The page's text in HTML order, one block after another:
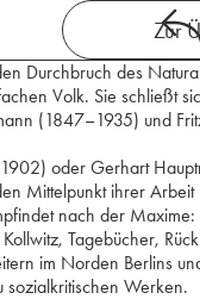
Zur
Durchbruch des
Volk. Sie schließt
(1847–1935) und
oder Gerhart
Mittelpunkt ihrer
nach der Maxime:
Tagebücher,
im Norden Berlins
sozialkritischen Werken.